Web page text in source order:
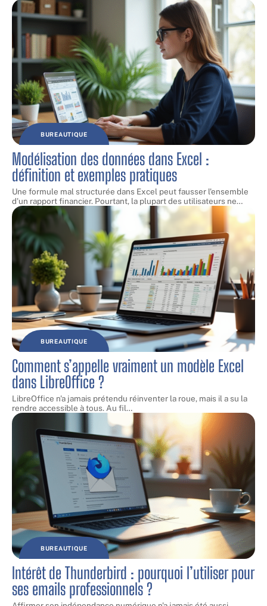
BUREAUTIQUE
Modélisation des données dans Excel :
définition et exemples pratiques
Une formule mal structurée dans Excel peut fausser l'ensemble
d'un rapport financier. Pourtant, la plupart des utilisateurs ne…
BUREAUTIQUE
Comment s’appelle vraiment un modèle Excel
dans LibreOffice ?
LibreOffice n'a jamais prétendu réinventer la roue, mais il a su la
rendre accessible à tous. Au fil…
BUREAUTIQUE
Intérêt de Thunderbird : pourquoi l’utiliser pour
ses emails professionnels ?